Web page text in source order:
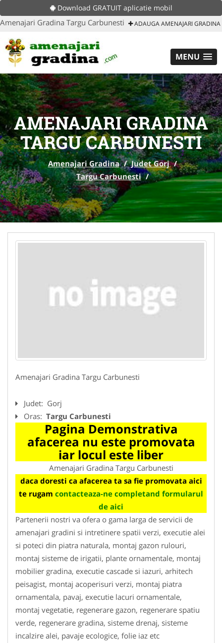
Download GRATUIT aplicatie mobil
Amenajari Gradina Targu Carbunesti ADAUGA AMENAJARI GRADINA
MENU
AMENAJARI GRADINA
TARGU CARBUNESTI
Amenajari Gradina / Judet Gorj /
Targu Carbunesti /
Amenajari Gradina Targu Carbunesti
Judet: Gorj
Oras: Targu Carbunesti
Pagina Demonstrativa
afacerea nu este promovata
iar locul este liber
Amenajari Gradina Targu Carbunesti
daca doresti ca afacerea ta sa fie promovata aici
te rugam contacteaza-ne completand formularul
de aici
Partenerii nostri va ofera o gama larga de servicii de
amenajari gradini si intretinere spatii verzi, executie alei
si poteci din piatra naturala, montaj gazon rulouri,
montaj sisteme de irigatii, plante ornamentale, montaj
mobilier gradina, executie cascade si iazuri, arhitech
peisagist, montaj acoperisuri verzi, montaj piatra
ornamentala, pavaj, executie lacuri ornamentale,
montaj vegetatie, regenerare gazon, regenerare spatiu
verde, regenerare gradina, sisteme drenaj, sisteme
incalzire alei, pavaje ecologice, folie iaz etc